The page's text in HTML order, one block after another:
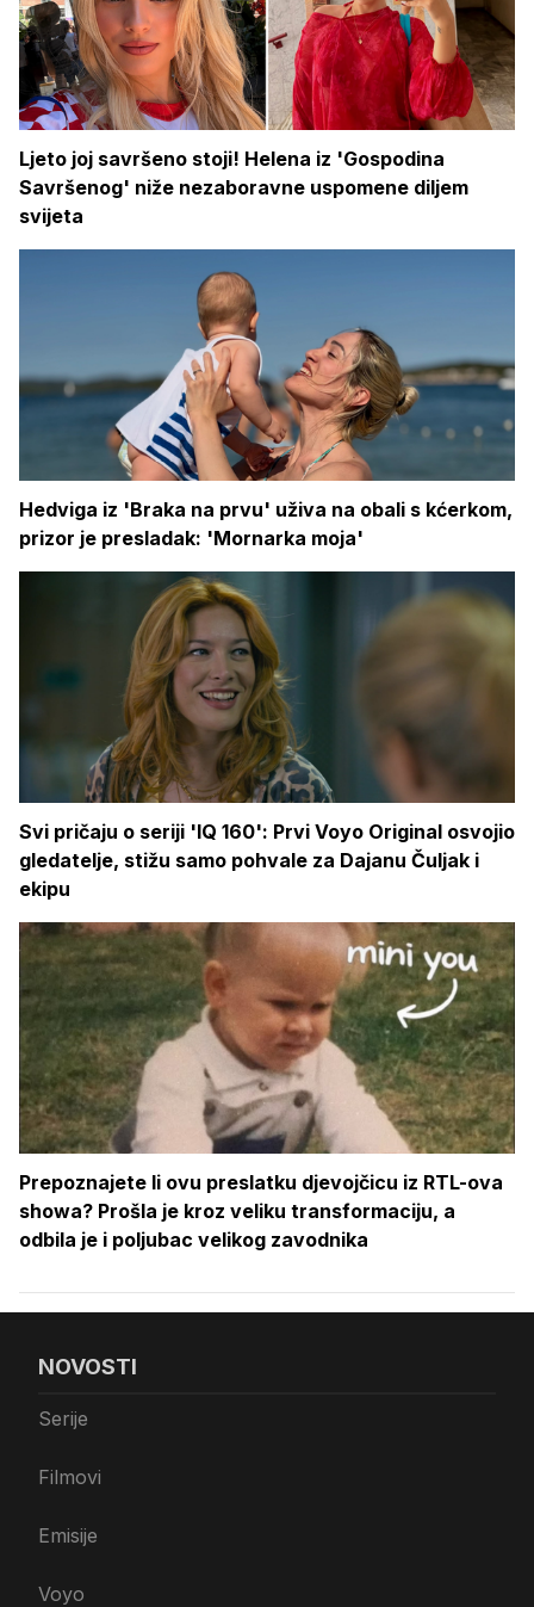
Ljeto joj savršeno stoji! Helena iz 'Gospodina
Savršenog' niže nezaboravne uspomene diljem
svijeta
Hedviga iz 'Braka na prvu' uživa na obali s kćerkom,
prizor je presladak: 'Mornarka moja'
Svi pričaju o seriji 'IQ 160': Prvi Voyo Original osvojio
gledatelje, stižu samo pohvale za Dajanu Čuljak i
ekipu
Prepoznajete li ovu preslatku djevojčicu iz RTL-ova
showa? Prošla je kroz veliku transformaciju, a
odbila je i poljubac velikog zavodnika
NOVOSTI
Serije
Filmovi
Emisije
Voyo